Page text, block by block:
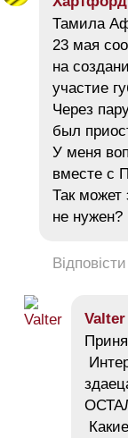
Тамила
23 мая
на
участие
Через
был
У меня
вместе с
Так может
не нужен?
Відповісти
Valter